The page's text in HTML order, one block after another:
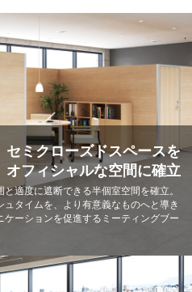
セミクローズドスペースを
オフィシャルな空間に確立
適度に遮断できる半個室空間を確立。
タイムを、より有意義なものへと導き
ーションを促進するミーティングブー